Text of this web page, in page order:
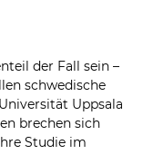
der Fall sein –
schwedische
Uppsala
brechen sich
Studie im